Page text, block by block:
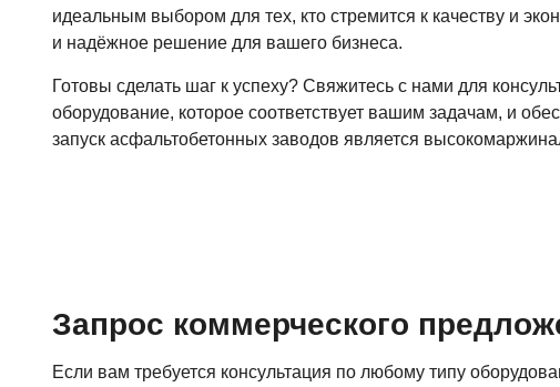
идеальным выбором для тех, кто стремится к качеству и
и надёжное решение для вашего бизнеса.
Готовы сделать шаг к успеху? Свяжитесь с нами для
оборудование, которое соответствует вашим задачам, и
запуск асфальтобетонных заводов является
Запрос коммерческого
Если вам требуется консультация по любому типу